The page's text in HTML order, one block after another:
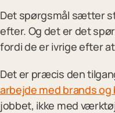
Det spørgsmål sætter
efter. Og det er det
fordi de er ivrige efter
Det er præcis den
arbejde med brands og
jobbet, ikke med